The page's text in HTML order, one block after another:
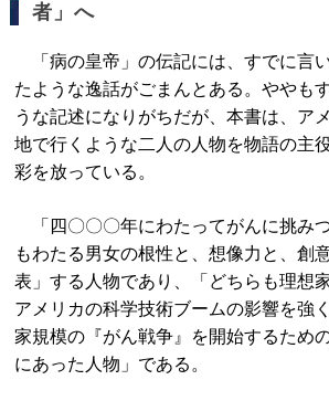
者」へ
「病の皇帝」の伝記には、すでに言
たような逸話がごまんとある。ややも
うな記述になりがちだが、本書は、ア
地で行くような二人の人物を物語の主
彩を放っている。
「四〇〇〇年にわたってがんに挑み
もわたる男女の根性と、想像力と、創
表」する人物であり、「どちらも理想
アメリカの科学技術ブームの影響を強
家規模の『がん戦争』を開始するため
にあった人物」である。